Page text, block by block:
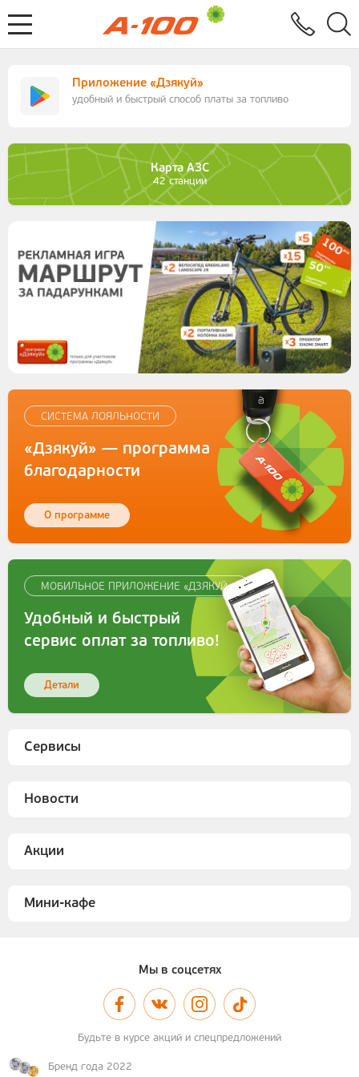
Услуги
Электронный документооборот
Заявка на выставление ЭСЧФ
Приложение «Дзякуй»
удобный и быстрый способ платы за топливо
Карта АЗС
42 станции
СИСТЕМА ЛОЯЛЬНОСТИ
«Дзякуй» — программа
благодарности
О программе
МОБИЛЬНОЕ ПРИЛОЖЕНИЕ «ДЗЯКУЙ»
Удобный и быстрый
сервис оплат за топливо!
Детали
Сервисы
Новости
Акции
Мини-кафе
Мы в соцсетях
Будьте в курсе акций и спецпредложений
Бренд года 2022